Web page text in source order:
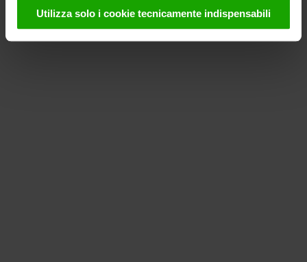
Questi dati verranno trasmessi solo in forma
Utilizza solo i cookie tecnicamente indispensabili